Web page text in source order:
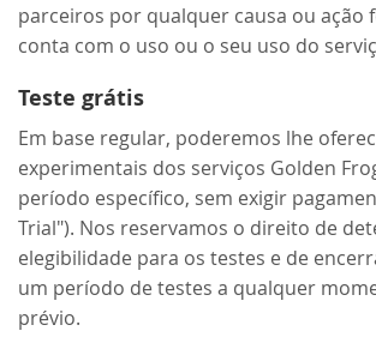
parceiros por qualquer causa ou ação
conta com o uso ou o seu uso do
Teste grátis
Em base regular, poderemos lhe
experimentais dos serviços Golden
período específico, sem exigir
Trial"). Nos reservamos o direito de
elegibilidade para os testes e de
um período de testes a qualquer
prévio.